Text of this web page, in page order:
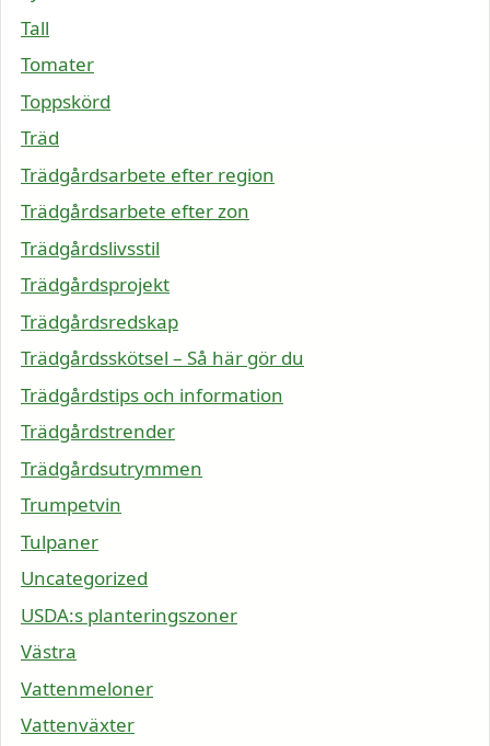
Tall
Tomater
Toppskörd
Träd
Trädgårdsarbete efter region
Trädgårdsarbete efter zon
Trädgårdslivsstil
Trädgårdsprojekt
Trädgårdsredskap
Trädgårdsskötsel – Så här gör du
Trädgårdstips och information
Trädgårdstrender
Trädgårdsutrymmen
Trumpetvin
Tulpaner
Uncategorized
USDA:s planteringszoner
Västra
Vattenmeloner
Vattenväxter